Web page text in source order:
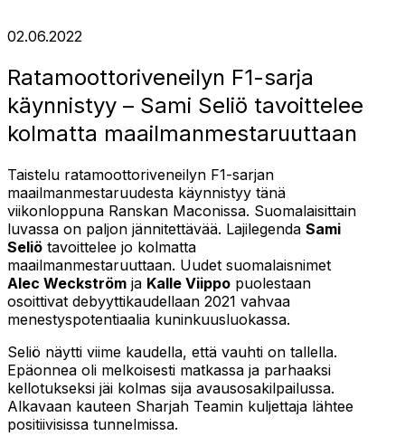
02.06.2022
Ratamoottoriveneilyn F1-sarja
käynnistyy – Sami Seliö tavoittelee
kolmatta maailmanmestaruuttaan
Taistelu ratamoottoriveneilyn F1-sarjan
maailmanmestaruudesta käynnistyy tänä
viikonloppuna Ranskan Maconissa. Suomalaisittain
luvassa on paljon jännitettävää. Lajilegenda Sami
Seliö tavoittelee jo kolmatta
maailmanmestaruuttaan. Uudet suomalaisnimet
Alec Weckström ja Kalle Viippo puolestaan
osoittivat debyyttikaudellaan 2021 vahvaa
menestyspotentiaalia kuninkuusluokassa.
Seliö näytti viime kaudella, että vauhti on tallella.
Epäonnea oli melkoisesti matkassa ja parhaaksi
kellotukseksi jäi kolmas sija avausosakilpailussa.
Alkavaan kauteen Sharjah Teamin kuljettaja lähtee
positiivisissa tunnelmissa.